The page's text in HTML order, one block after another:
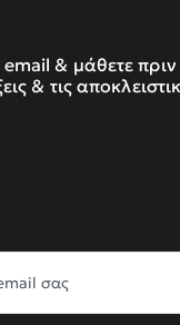
& μάθετε
& τις